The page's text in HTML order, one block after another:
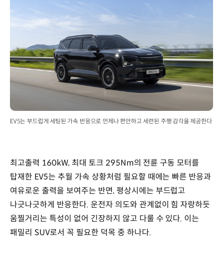
EV5는 부드럽게 세팅된 가속 반응으로 언제나 편안하고 세련된 주행 감각을 제공한다
최고출력 160kW, 최대 토크 295Nm의 전륜 구동 모터를
탑재한 EV5는 추월 가속 상황처럼 필요할 때에는 빠른 반응과
여유로운 출력을 보여주는 반면, 평상시에는 부드럽고
나긋나긋하게 반응한다. 운전자 의도와 관계없이 힘 자랑하듯
움찔거리는 특성이 없어 긴장하지 않고 다룰 수 있다. 이는
패밀리 SUV로서 꼭 필요한 덕목 중 하나다.